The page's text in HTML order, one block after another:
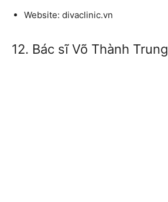
Website: divaclinic.vn
12. Bác sĩ Võ Thành Trung